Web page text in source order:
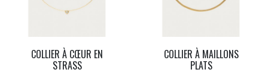
COLLIER À CŒUR EN
STRASS
COLLIER À MAILLONS
PLATS